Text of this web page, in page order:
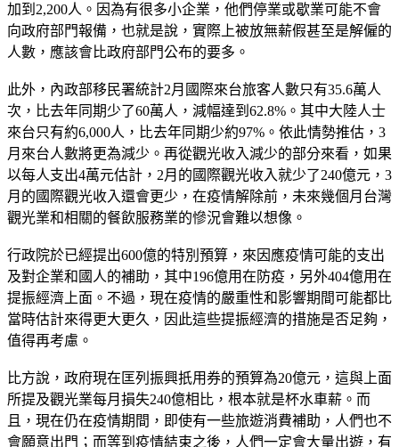
加到2,200人。因為有很多小企業，他們停業或歇業可能不會
向政府部門報備，也就是說，實際上被放無薪假甚至是解僱的
人數，應該會比政府部門公布的要多。
此外，內政部移民署統計2月國際來台旅客人數只有35.6萬人
次，比去年同期少了60萬人，減幅達到62.8%。其中大陸人士
來台只有約6,000人，比去年同期少約97%。依此情勢推估，3
月來台人數將更為減少。再從觀光收入減少的部分來看，如果
以每人支出4萬元估計，2月的國際觀光收入就少了240億元，3
月的國際觀光收入還會更少，在疫情解除前，未來幾個月台灣
觀光業和相關的餐飲服務業的慘況會難以想像。
行政院於已經提出600億的特別預算，來因應疫情可能的支出
及對企業和國人的補助，其中196億用在防疫，另外404億用在
提振經濟上面。不過，現在疫情的嚴重性和影響期間可能都比
當時估計來得更大更久，因此這些提振經濟的措施是否足夠，
值得再考慮。
比方說，政府現在匡列振興扺用券的預算為20億元，這與上面
所提及觀光業每月損失240億相比，根本就是杯水車薪。而
且，現在仍在疫情期間，即使有一些旅遊消費補助，人們也不
會願意出門；而等到疫情結束之後，人們一定會大量出遊，有